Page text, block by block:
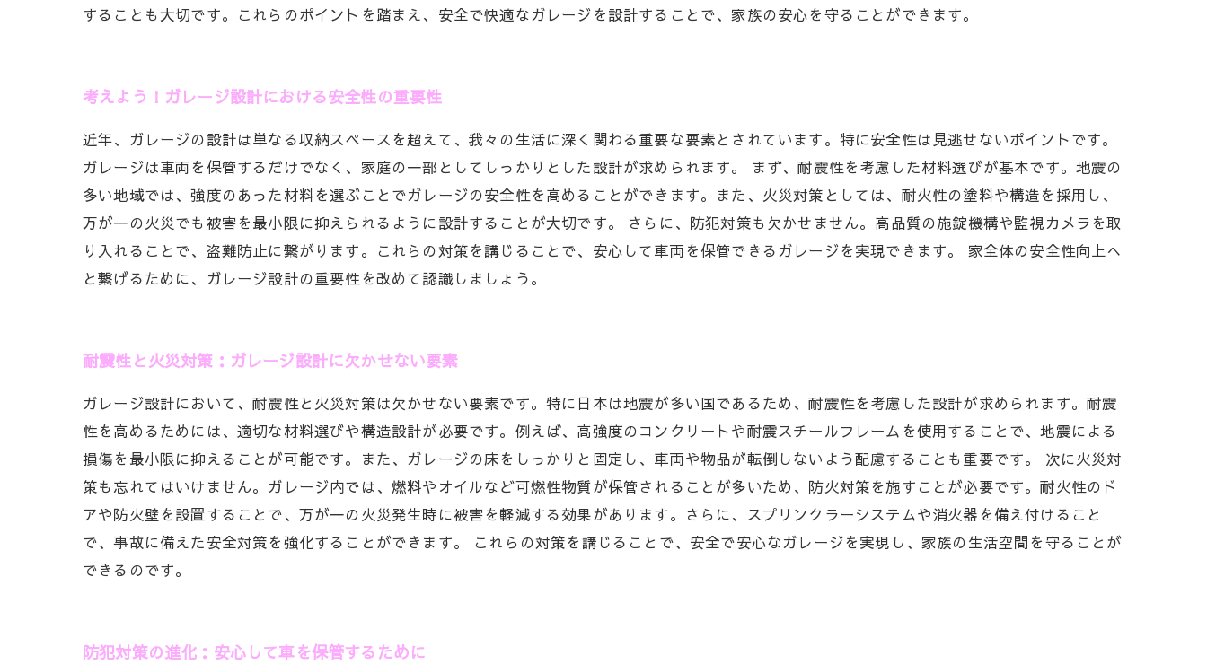
することも大切です。これらのポイントを踏まえ、安全で快適なガレージを設計することで、家族の安心を守ることができます。
考えよう！ガレージ設計における安全性の重要性
近年、ガレージの設計は単なる収納スペースを超えて、我々の生活に深く関わる重要な要素とされています。特に安全性は見逃せないポイントです。
ガレージは車両を保管するだけでなく、家庭の一部としてしっかりとした設計が求められます。 まず、耐震性を考慮した材料選びが基本です。地震の
多い地域では、強度のあった材料を選ぶことでガレージの安全性を高めることができます。また、火災対策としては、耐火性の塗料や構造を採用し、
万が一の火災でも被害を最小限に抑えられるように設計することが大切です。 さらに、防犯対策も欠かせません。高品質の施錠機構や監視カメラを取
り入れることで、盗難防止に繋がります。これらの対策を講じることで、安心して車両を保管できるガレージを実現できます。 家全体の安全性向上へ
と繋げるために、ガレージ設計の重要性を改めて認識しましょう。
耐震性と火災対策：ガレージ設計に欠かせない要素
ガレージ設計において、耐震性と火災対策は欠かせない要素です。特に日本は地震が多い国であるため、耐震性を考慮した設計が求められます。耐震
性を高めるためには、適切な材料選びや構造設計が必要です。例えば、高強度のコンクリートや耐震スチールフレームを使用することで、地震による
損傷を最小限に抑えることが可能です。また、ガレージの床をしっかりと固定し、車両や物品が転倒しないよう配慮することも重要です。 次に火災対
策も忘れてはいけません。ガレージ内では、燃料やオイルなど可燃性物質が保管されることが多いため、防火対策を施すことが必要です。耐火性のド
アや防火壁を設置することで、万が一の火災発生時に被害を軽減する効果があります。さらに、スプリンクラーシステムや消火器を備え付けること
で、事故に備えた安全対策を強化することができます。 これらの対策を講じることで、安全で安心なガレージを実現し、家族の生活空間を守ることが
できるのです。
防犯対策の進化：安心して車を保管するために